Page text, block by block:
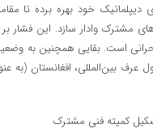
خود بهره برده تا
مشترک وادار سازد. این
است. بقایی همچنین به وضعیت
عرف بین‌المللی، افغانستان (به
کمیته فنی مشترک